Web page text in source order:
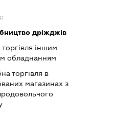
дріжджів
іншим
обладнанням
торгівля в
магазинах з